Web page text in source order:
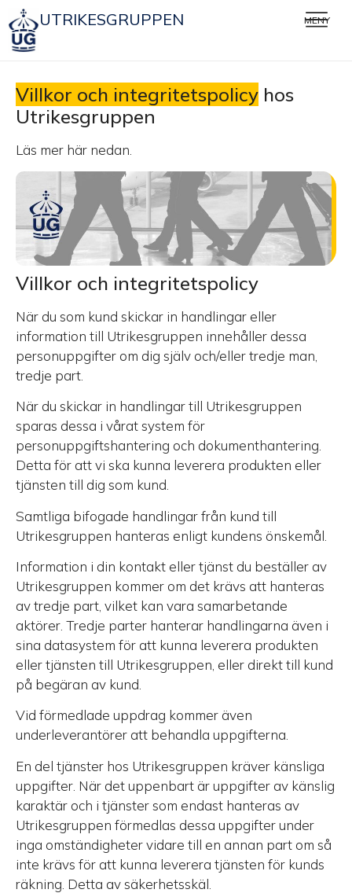
UTRIKESGRUPPEN MENY
Villkor och integritetspolicy hos
Utrikesgruppen
Läs mer här nedan.
Villkor och integritetspolicy
När du som kund skickar in handlingar eller
information till Utrikesgruppen innehåller dessa
personuppgifter om dig själv och/eller tredje man,
tredje part.
När du skickar in handlingar till Utrikesgruppen
sparas dessa i vårat system för
personuppgiftshantering och dokumenthantering.
Detta för att vi ska kunna leverera produkten eller
tjänsten till dig som kund.
Samtliga bifogade handlingar från kund till
Utrikesgruppen hanteras enligt kundens önskemål.
Information i din kontakt eller tjänst du beställer av
Utrikesgruppen kommer om det krävs att hanteras
av tredje part, vilket kan vara samarbetande
aktörer. Tredje parter hanterar handlingarna även i
sina datasystem för att kunna leverera produkten
eller tjänsten till Utrikesgruppen, eller direkt till kund
på begäran av kund.
Vid förmedlade uppdrag kommer även
underleverantörer att behandla uppgifterna.
En del tjänster hos Utrikesgruppen kräver känsliga
uppgifter. När det uppenbart är uppgifter av känslig
karaktär och i tjänster som endast hanteras av
Utrikesgruppen förmedlas dessa uppgifter under
inga omständigheter vidare till en annan part om så
inte krävs för att kunna leverera tjänsten för kunds
räkning. Detta av säkerhetsskäl.